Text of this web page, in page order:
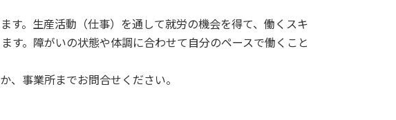
す。生産活動（仕事）を通して就労の機会を得て、働くスキ
す。障がいの状態や体調に合わせて自分のペースで働くこと
、事業所までお問合せください。